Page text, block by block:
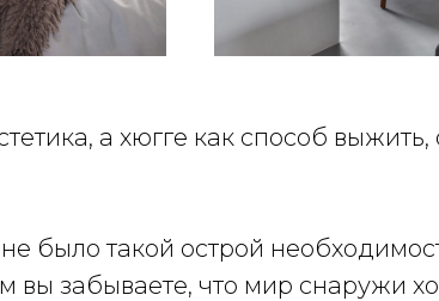
а хюгге как способ выжить,
было такой острой
забываете, что мир снаружи